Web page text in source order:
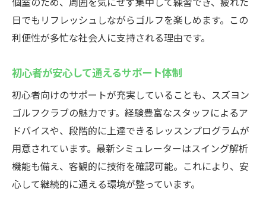
日でもリフレッシュしながらゴルフを楽しめます。この
利便性が多忙な社会人に支持される理由です。
初心者が安心して通えるサポート体制
初心者向けのサポートが充実していることも、スズヨン
ゴルフクラブの魅力です。経験豊富なスタッフによるア
ドバイスや、段階的に上達できるレッスンプログラムが
用意されています。最新シミュレーターはスイング解析
機能も備え、客観的に技術を確認可能。これにより、安
心して継続的に通える環境が整っています。